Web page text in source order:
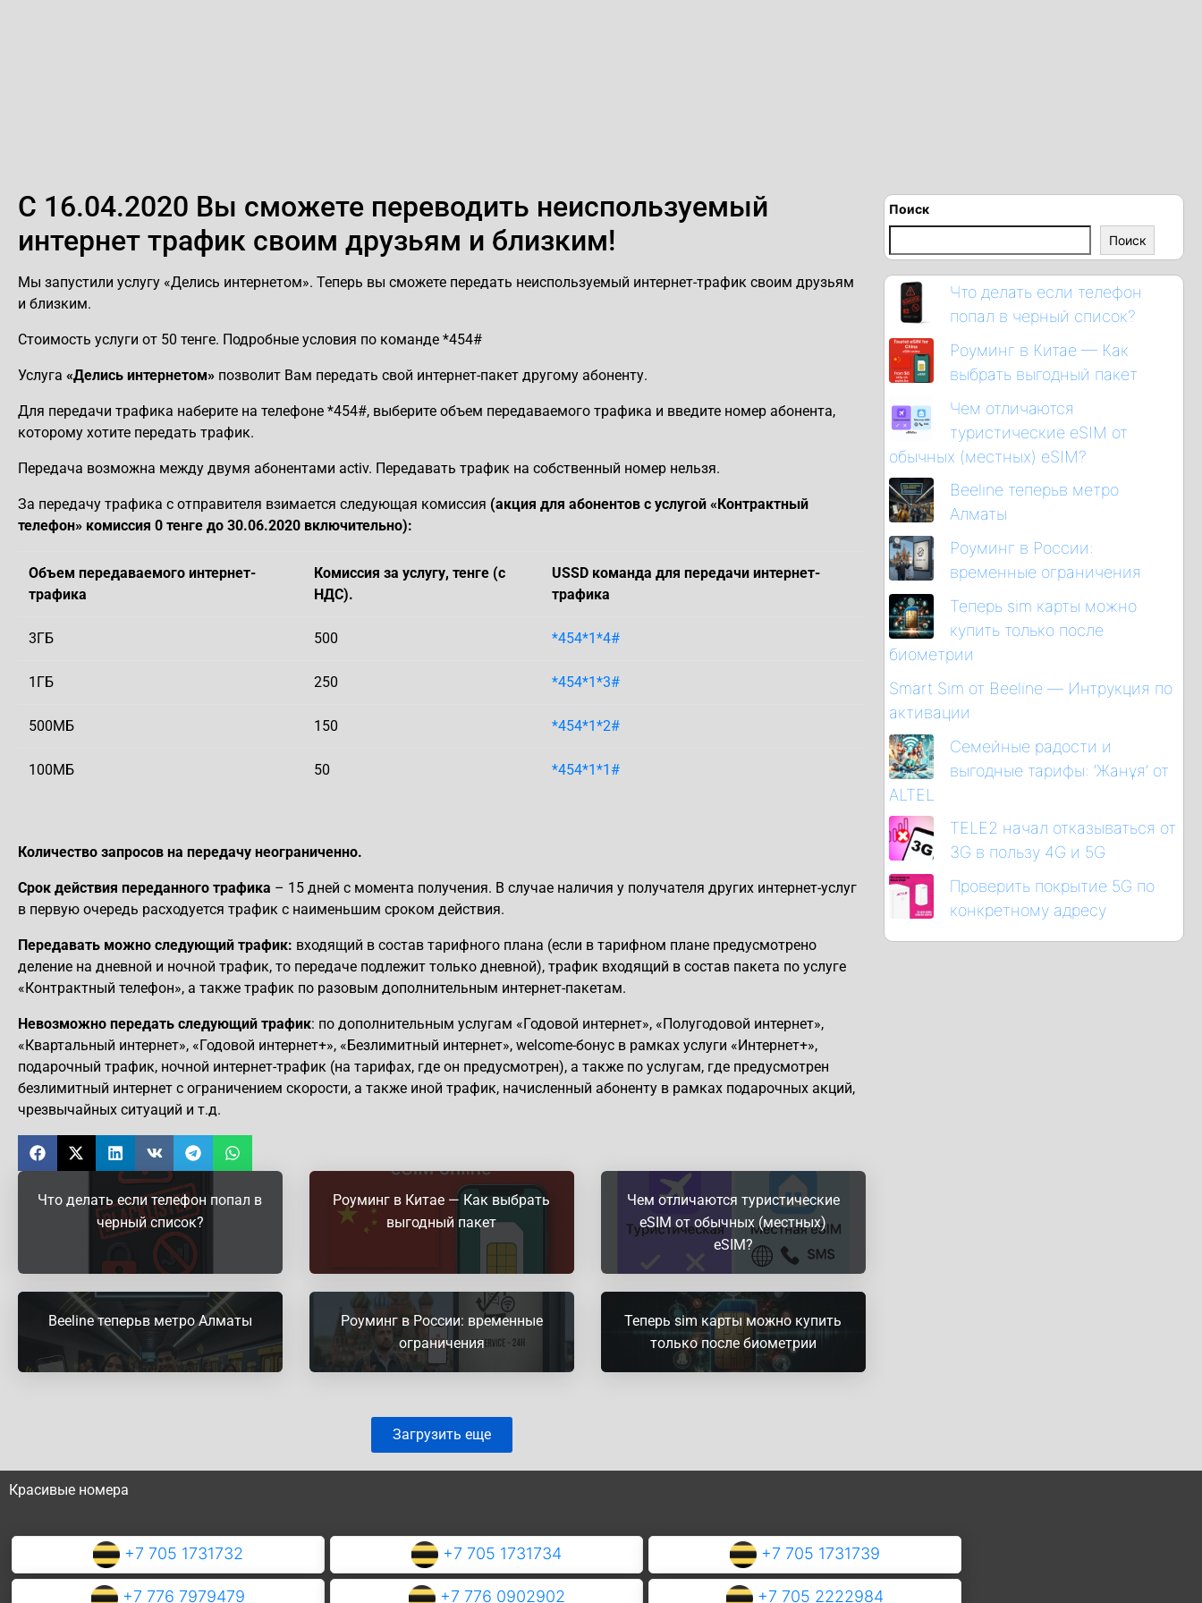
C 16.04.2020 Вы сможете переводить неиспользуемый
интернет трафик своим друзьям и близким!
Мы запустили услугу «Делись интернетом». Теперь вы сможете передать неиспользуемый интернет-трафик своим друзьям
и близким.
Стоимость услуги от 50 тенге. Подробные условия по команде *454#
Услуга «Делись интернетом» позволит Вам передать свой интернет-пакет другому абоненту.
Для передачи трафика наберите на телефоне *454#, выберите объем передаваемого трафика и введите номер абонента,
которому хотите передать трафик.
Передача возможна между двумя абонентами activ. Передавать трафик на собственный номер нельзя.
За передачу трафика с отправителя взимается следующая комиссия (акция для абонентов с услугой «Контрактный
телефон» комиссия 0 тенге до 30.06.2020 включительно):
Объем передаваемого интернет-
трафика
Комиссия за услугу, тенге (с
НДС).
USSD команда для передачи интернет-
трафика
3ГБ 500 *454*1*4#
1ГБ 250 *454*1*3#
500МБ 150 *454*1*2#
100МБ 50 *454*1*1#
Количество запросов на передачу неограниченно.
Срок действия переданного трафика – 15 дней с момента получения. В случае наличия у получателя других интернет-услуг
в первую очередь расходуется трафик с наименьшим сроком действия.
Передавать можно следующий трафик: входящий в состав тарифного плана (если в тарифном плане предусмотрено
деление на дневной и ночной трафик, то передаче подлежит только дневной), трафик входящий в состав пакета по услуге
«Контрактный телефон», а также трафик по разовым дополнительным интернет-пакетам.
Невозможно передать следующий трафик: по дополнительным услугам «Годовой интернет», «Полугодовой интернет»,
«Квартальный интернет», «Годовой интернет+», «Безлимитный интернет», welcome-бонус в рамках услуги «Интернет+»,
подарочный трафик, ночной интернет-трафик (на тарифах, где он предусмотрен), а также по услугам, где предусмотрен
безлимитный интернет с ограничением скорости, а также иной трафик, начисленный абоненту в рамках подарочных акций,
чрезвычайных ситуаций и т.д.
Что делать если телефон попал в
черный список?
Роуминг в Китае — Как выбрать
выгодный пакет
Чем отличаются туристические
eSIM от обычных (местных)
eSIM?
Beeline теперьв метро Алматы
Роуминг в России: временные
ограничения
Теперь sim карты можно купить
только после биометрии
Загрузить еще
Поиск
Поиск
Что делать если телефон
попал в черный список?
Роуминг в Китае — Как
выбрать выгодный пакет
Чем отличаются
туристические eSIM от
обычных (местных) eSIM?
Beeline теперьв метро
Алматы
Роуминг в России:
временные ограничения
Теперь sim карты можно
купить только после
биометрии
Smart Sim от Beeline — Интрукция по
активации
Семейные радости и
выгодные тарифы: ‘Жанұя’ от
ALTEL
TELE2 начал отказываться от
3G в пользу 4G и 5G
Проверить покрытие 5G по
конкретному адресу
Красивые номера
+7 705 1731732 +7 705 1731734 +7 705 1731739
+7 776 7979479 +7 776 0902902 +7 705 2222984